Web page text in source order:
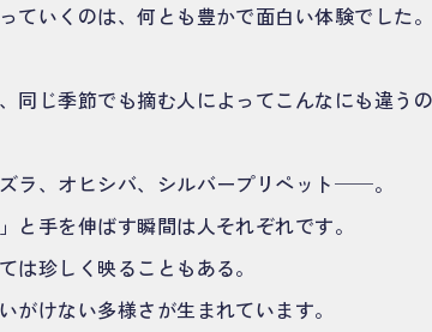
ていくのは、何とも豊かで面白い体験でした。
同じ季節でも摘む人によってこんなにも違う
ラ、オヒシバ、シルバープリペット──。
と手を伸ばす瞬間は人それぞれです。
は珍しく映ることもある。
がけない多様さが生まれています。